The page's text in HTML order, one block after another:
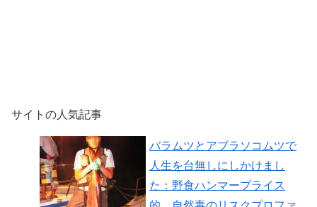
サイトの人気記事
バラムツとアブラソコムツで
人生を台無しにしかけまし
た：野食ハンマープライス